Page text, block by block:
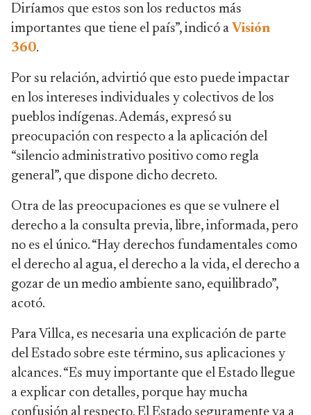
Diríamos que estos son los reductos más
importantes que tiene el país”, indicó a Visión
360.
Por su relación, advirtió que esto puede impactar
en los intereses individuales y colectivos de los
pueblos indígenas. Además, expresó su
preocupación con respecto a la aplicación del
“silencio administrativo positivo como regla
general”, que dispone dicho decreto.
Otra de las preocupaciones es que se vulnere el
derecho a la consulta previa, libre, informada, pero
no es el único. “Hay derechos fundamentales como
el derecho al agua, el derecho a la vida, el derecho a
gozar de un medio ambiente sano, equilibrado”,
acotó.
Para Villca, es necesaria una explicación de parte
del Estado sobre este término, sus aplicaciones y
alcances. “Es muy importante que el Estado llegue
a explicar con detalles, porque hay mucha
confusión al respecto. El Estado seguramente va a